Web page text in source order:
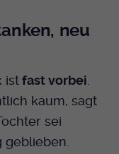
neu
istfast vorbei.
kaum, sagt
sei
geblieben.